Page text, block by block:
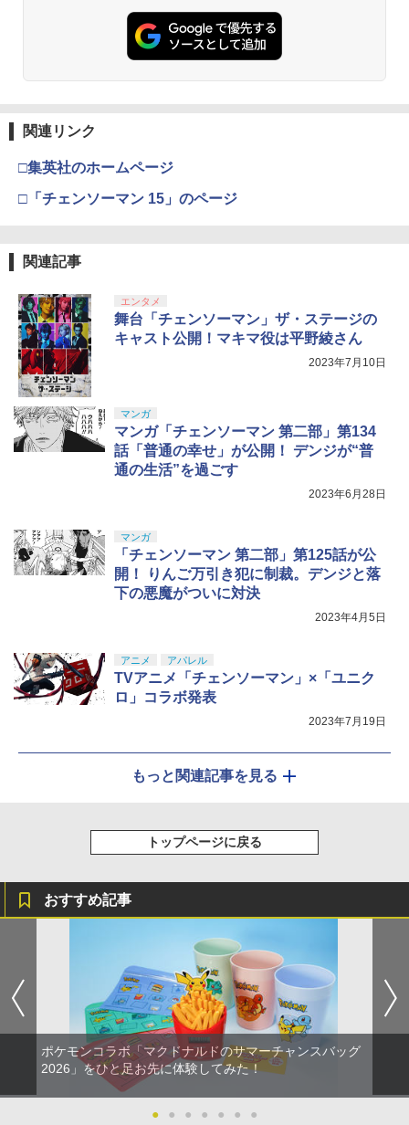
関連リンク
□集英社のホームページ
□「チェンソーマン 15」のページ
関連記事
エンタメ
舞台「チェンソーマン」ザ・ステージの
キャスト公開！マキマ役は平野綾さん
2023年7月10日
マンガ
マンガ「チェンソーマン 第二部」第134
話「普通の幸せ」が公開！ デンジが“普
通の生活”を過ごす
2023年6月28日
マンガ
「チェンソーマン 第二部」第125話が公
開！ りんご万引き犯に制裁。デンジと落
下の悪魔がついに対決
2023年4月5日
アニメ アパレル
TVアニメ「チェンソーマン」×「ユニク
ロ」コラボ発表
2023年7月19日
もっと関連記事を見る
トップページに戻る
おすすめ記事
ポケモンコラボ「マクドナルドのサマーチャンスバッグ
2026」をひと足お先に体験してみた！
● ● ● ● ● ● ●